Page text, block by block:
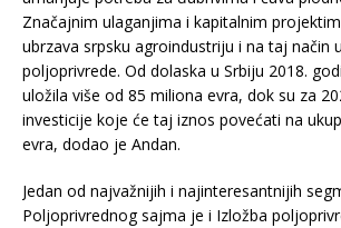
Značajnim ulaganjima i kapitalnim
ubrzava srpsku agroindustriju i na taj način
poljoprivrede. Od dolaska u Srbiju 2018.
uložila više od 85 miliona evra, dok su za
investicije koje će taj iznos povećati na
evra, dodao je Andan.
Jedan od najvažnijih i najinteresantnijih
Poljoprivrednog sajma je i Izložba